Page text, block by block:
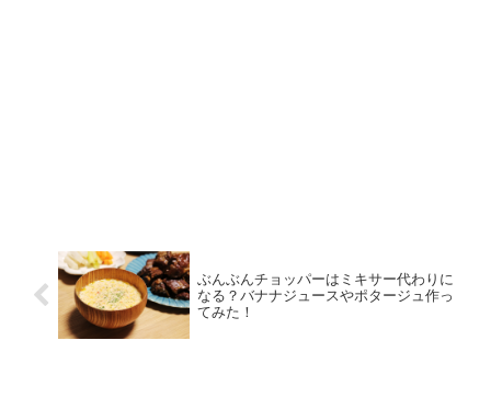
ぶんぶんチョッパーはミキサー代わりに
なる？バナナジュースやポタージュ作っ
てみた！